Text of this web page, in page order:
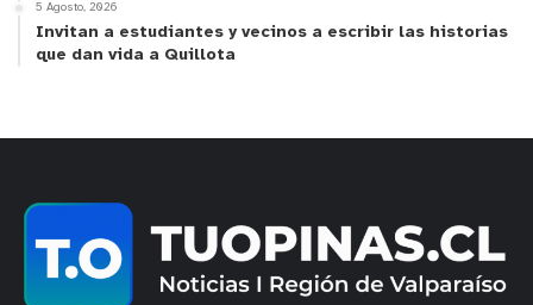
5 Agosto, 2026
Invitan a estudiantes y vecinos a escribir las historias
que dan vida a Quillota